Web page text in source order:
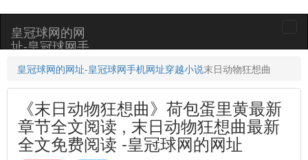
皇冠球网的网
址-皇冠球网手
皇冠球网的网址-皇冠球网手机网址穿越小说末日动物狂想曲
《末日动物狂想曲》荷包蛋里黄最新
章节全文阅读 , 末日动物狂想曲最新
全文免费阅读 -皇冠球网的网址